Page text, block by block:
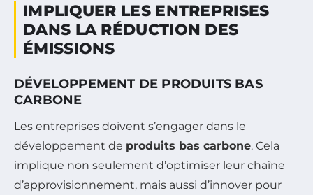
IMPLIQUER LES ENTREPRISES
DANS LA RÉDUCTION DES
ÉMISSIONS
DÉVELOPPEMENT DE PRODUITS BAS
CARBONE
Les entreprises doivent s’engager dans le
développement de produits bas carbone. Cela
implique non seulement d’optimiser leur chaîne
d’approvisionnement, mais aussi d’innover pour